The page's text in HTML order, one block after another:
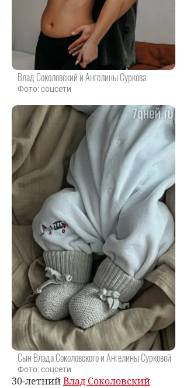
Влад Соколовский и Ангелины Суркова
Фото: соцсети
Сын Влада Соколовского и Ангелины Сурковой
Фото: соцсети
30-летнийВлад Соколовский